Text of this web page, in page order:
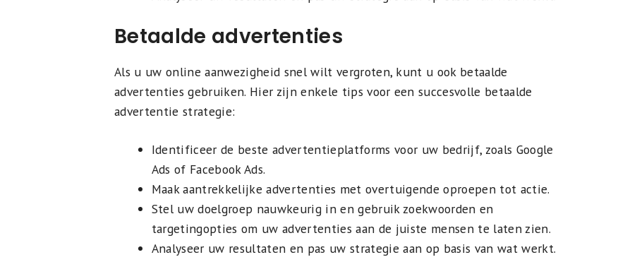
Betaalde advertenties
Als u uw online aanwezigheid snel wilt vergroten, kunt u ook betaalde
advertenties gebruiken. Hier zijn enkele tips voor een succesvolle betaalde
advertentie strategie:
Identificeer de beste advertentieplatforms voor uw bedrijf, zoals Google
Ads of Facebook Ads.
Maak aantrekkelijke advertenties met overtuigende oproepen tot actie.
Stel uw doelgroep nauwkeurig in en gebruik zoekwoorden en
targetingopties om uw advertenties aan de juiste mensen te laten zien.
Analyseer uw resultaten en pas uw strategie aan op basis van wat werkt.